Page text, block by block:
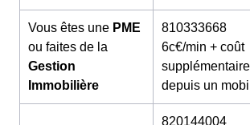
Vous êtes une PME
ou faites de la
Gestion
Immobilière
810333668
6c€/min + coût
supplémentaire
depuis un
820144004